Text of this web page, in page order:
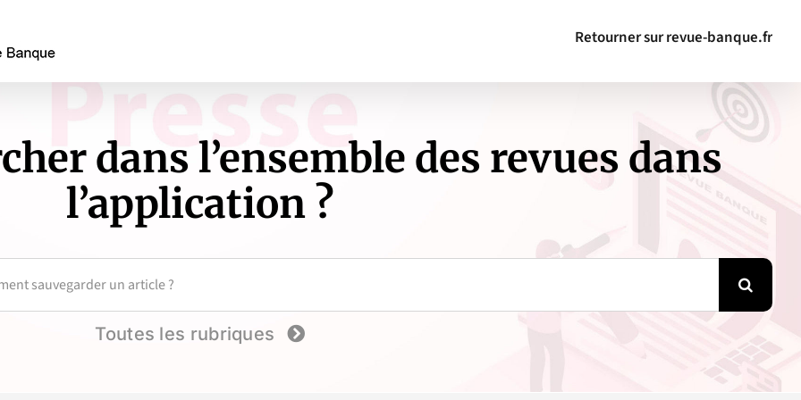
Retourner sur revue-banque.fr
dans l’ensemble des revues dans
l’application ?
Toutes les rubriques